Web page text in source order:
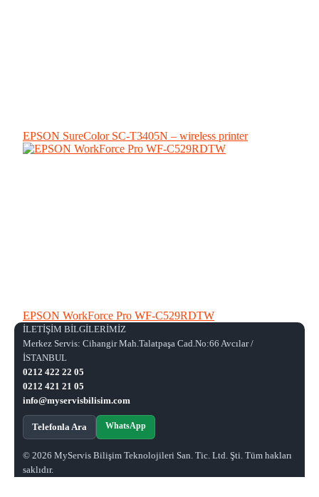
EPSON SureColor SC-T3405N – wireless printer
EPSON WorkForce Pro WF-C529RDTW
İLETİŞİM BİLGİLERİMİZ
Merkez Servis: Cihangir Mah.Talatpaşa Cad.No:66 Avcılar /
İSTANBUL
0212 422 22 05
0212 421 21 05
info@myservisbilisim.com
Telefonla Ara WhatsApp
© 2026 MyServis Bilişim Teknolojileri San. Tic. Ltd. Şti. Tüm hakları
saklıdır.